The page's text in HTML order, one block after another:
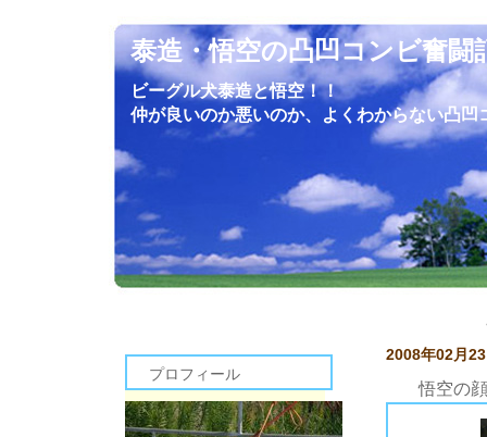
泰造・悟空の凸凹コンビ奮闘
ビーグル犬泰造と悟空！！
仲が良いのか悪いのか、よくわからない凸凹
プロフィール
2008年02月
悟空の